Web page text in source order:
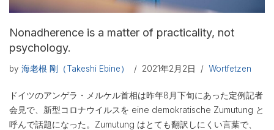
Nonadherence is a matter of practicality, not
psychology.
by 海老根 剛（Takeshi Ebine） 2021年2月2日 Wortfetzen
ドイツのアンゲラ・メルケル首相は昨年8月下旬にあった定例記者
会見で、新型コロナウイルスを eine demokratische Zumutung と
呼んで話題になった。Zumutung はとても翻訳しにくい言葉で、